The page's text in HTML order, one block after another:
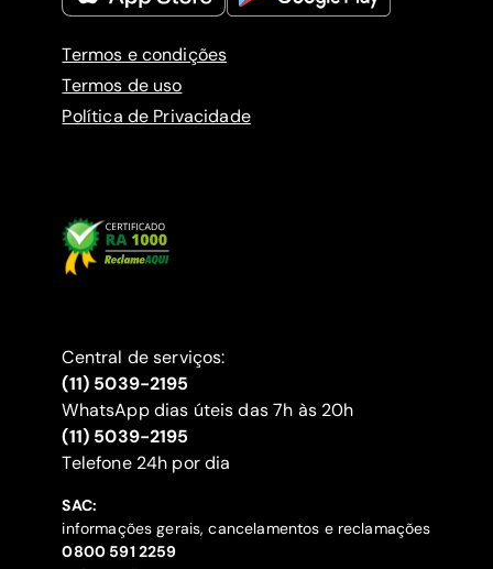
Termos e condições
Termos de uso
Política de Privacidade
Central de serviços:
(11) 5039-2195
WhatsApp dias úteis das 7h às 20h
(11) 5039-2195
‍Telefone 24h por dia
SAC:
informações gerais, cancelamentos e reclamações
‍0800 591 2259